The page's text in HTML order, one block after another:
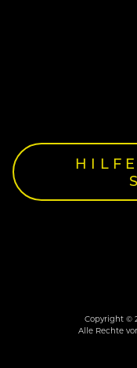
Copyright ©
Alle Rechte